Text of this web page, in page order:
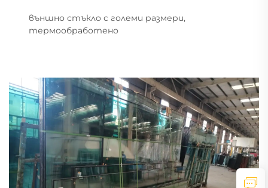
външно стъкло с големи размери,
термообработено